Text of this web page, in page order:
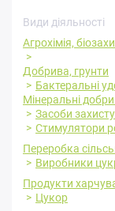
Види діяльності
Агрохімія,
Добрива, грунти
Бактеральні
Мінеральні
Засоби
Стимулятори
Переробка
Виробники
Продукти
Цукор